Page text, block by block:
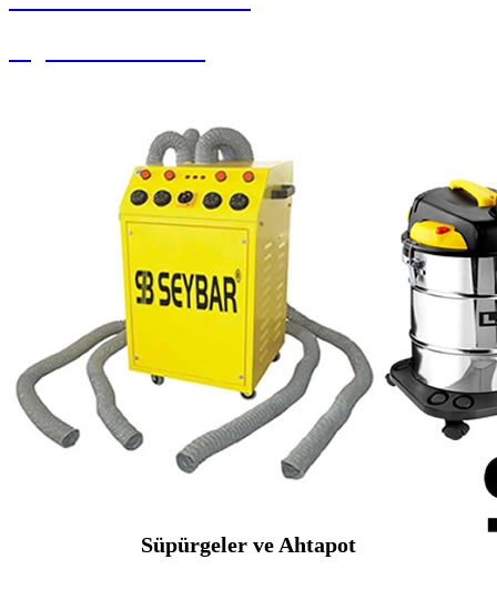
Süpürgeler ve Ahtapot